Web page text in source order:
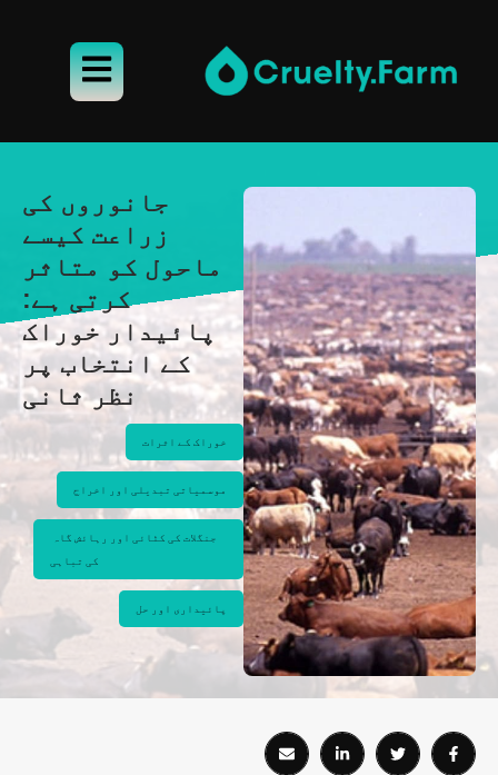
جانوروں کی
زراعت کیسے
ماحول کو متاثر
کرتی ہے:
پائیدار خوراک
کے انتخاب پر
نظر ثانی
خوراک کے اثرات
موسمیاتی تبدیلی اور اخراج
کی تباہی
پائیداری اور حل